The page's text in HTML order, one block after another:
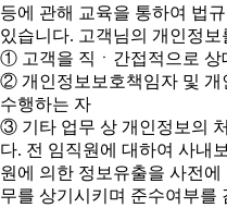
등에 관해 교육을 통하여 법
있습니다. 고객님의 개인정
① 고객을 직ㆍ간접적으로 상
② 개인정보보호책임자 및 개
수행하는 자
③ 기타 업무 상 개인정보의
다. 전 임직원에 대하여 사내
원에 의한 정보유출을 사전
무를 상기시키며 준수여부를